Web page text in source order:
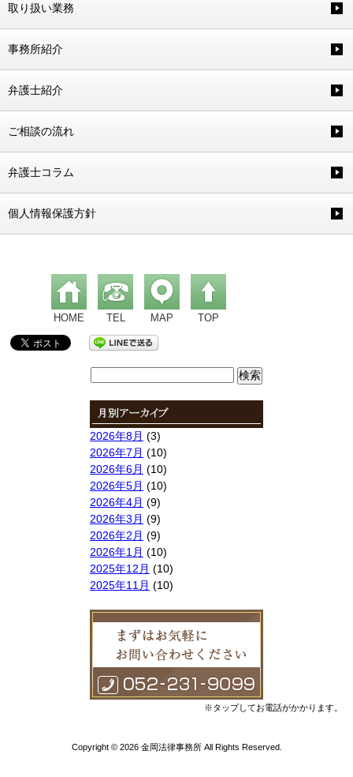
取り扱い業務
事務所紹介
弁護士紹介
ご相談の流れ
弁護士コラム
個人情報保護方針
HOME TEL MAP TOP
2026年8月 (3)
2026年7月 (10)
2026年6月 (10)
2026年5月 (10)
2026年4月 (9)
2026年3月 (9)
2026年2月 (9)
2026年1月 (10)
2025年12月 (10)
2025年11月 (10)
2025年8月(9)
2025年7月(10)
2025年6月(10)
2025年5月(10)
2025年4月(10)
2025年1月(8)
※タップしてお電話がかかります。
Copyright © 2026 金岡法律事務所 All Rights Reserved.